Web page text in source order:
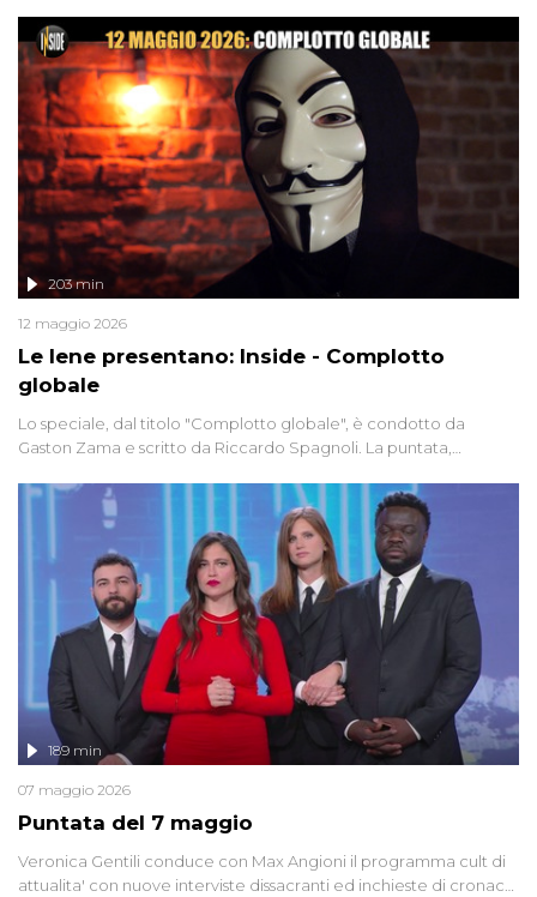
Le Iene presentano: Inside - Complotto
globale
203 min
12 maggio 2026
Lo speciale, dal titolo "Complotto globale", è condotto da
Gaston Zama e scritto da Riccardo Spagnoli. La puntata,
racconta l'universo delle narrazioni alternative, dei sospetti
globali e del complottismo che negli ultimi anni hanno invaso
social network, talk show, piazze digitali e immaginario collettivo.
Puntata del 7 maggio
189 min
07 maggio 2026
Veronica Gentili conduce con Max Angioni il programma cult di
attualita' con nuove interviste dissacranti ed inchieste di cronaca